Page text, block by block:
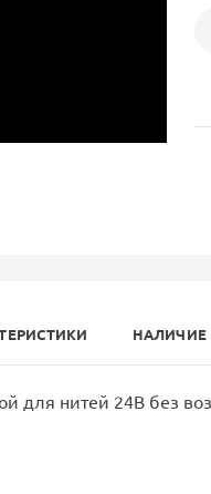
НАЛИЧИЕ
для нитей 24В без